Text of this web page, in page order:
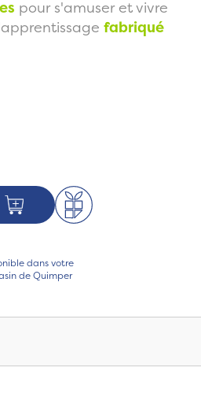
pour s'amuser et vivre
fabriqué
dans votre
de Quimper